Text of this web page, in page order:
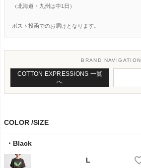
（北海道・九州は中1日）
ポスト投函でのお届けとなります。
BRAND NAVIGATION
COTTON EXPRESSIONS 一覧
へ
COLOR SIZE
Black
L